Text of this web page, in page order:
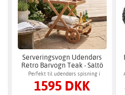
Serveringsvogn Udendørs
Retro Barvogn Teak - Saltö
Perfekt til udendørs spisning i
teaktræs retrostil
1595 DKK